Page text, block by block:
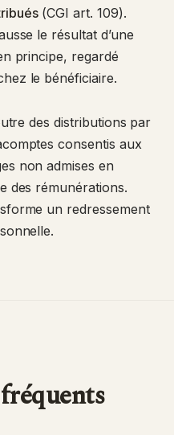
(CGI art. 109).
le résultat d’une
principe, regardé
le bénéficiaire.
des distributions par
consentis aux
non admises en
des rémunérations.
un redressement